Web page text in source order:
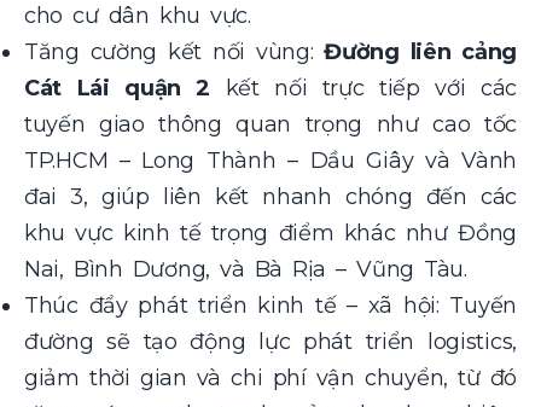
cho cư dân khu vực.
Tăng cường kết nối vùng:Đường liên cảng
Cát Lái quận 2 kết nối trực tiếp với các
tuyến giao thông quan trọng như cao tốc
TP.HCM – Long Thành – Dầu Giây và Vành
đai 3, giúp liên kết nhanh chóng đến các
khu vực kinh tế trọng điểm khác như Đồng
Nai, Bình Dương, và Bà Rịa – Vũng Tàu.
Thúc đẩy phát triển kinh tế – xã hội: Tuyến
đường sẽ tạo động lực phát triển logistics,
giảm thời gian và chi phí vận chuyển, từ đó